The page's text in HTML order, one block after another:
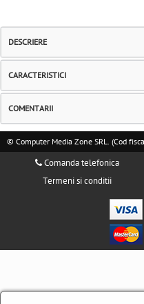
DESCRIERE
CARACTERISTICI
COMENTARII
© Computer Media Zone SRL. (Cod
Comanda telefonica
Termeni si conditii